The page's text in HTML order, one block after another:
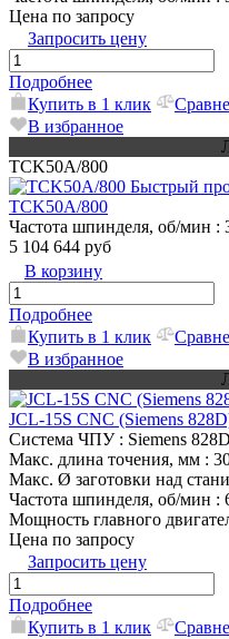
Цена по запросу
Запросить цену
Подробнее
Купить в 1 клик
В избранное
TCK50A/800
Быстрый
TCK50A/800
Частота шпинделя, об/мин :
5 104 644 руб
В корзину
Подробнее
Купить в 1 клик
В избранное
JCL-15S CNC (Siemens
Система ЧПУ: Siemens 828D
Макс. длина точения, мм :
Макс. Ø заготовки над
Частота шпинделя, об/мин :
Мощность главного
Цена по запросу
Запросить цену
Подробнее
Купить в 1 клик